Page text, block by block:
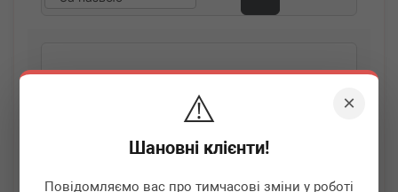
×
⚠️
Шановні клієнти!
Повідомляємо вас про тимчасові зміни у роботі